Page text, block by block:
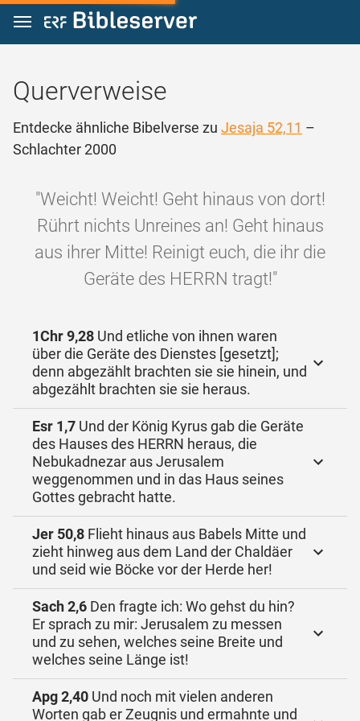
Zum Inhalt springen
Querverweise
Entdecke ähnliche Bibelverse zu Jesaja 52,11 –
Schlachter 2000
"Weicht! Weicht! Geht hinaus von dort!
Rührt nichts Unreines an! Geht hinaus
aus ihrer Mitte! Reinigt euch, die ihr die
Geräte des HERRN tragt!"
1Chr 9,28 Und etliche von ihnen waren
über die Geräte des Dienstes [gesetzt];
denn abgezählt brachten sie sie hinein, und
abgezählt brachten sie sie heraus.
Esr 1,7 Und der König Kyrus gab die Geräte
des Hauses des HERRN heraus, die
Nebukadnezar aus Jerusalem
weggenommen und in das Haus seines
Gottes gebracht hatte.
Jer 50,8 Flieht hinaus aus Babels Mitte und
zieht hinweg aus dem Land der Chaldäer
und seid wie Böcke vor der Herde her!
Sach 2,6 Den fragte ich: Wo gehst du hin?
Er sprach zu mir: Jerusalem zu messen
und zu sehen, welches seine Breite und
welches seine Länge ist!
Apg 2,40 Und noch mit vielen anderen
Worten gab er Zeugnis und ermahnte und